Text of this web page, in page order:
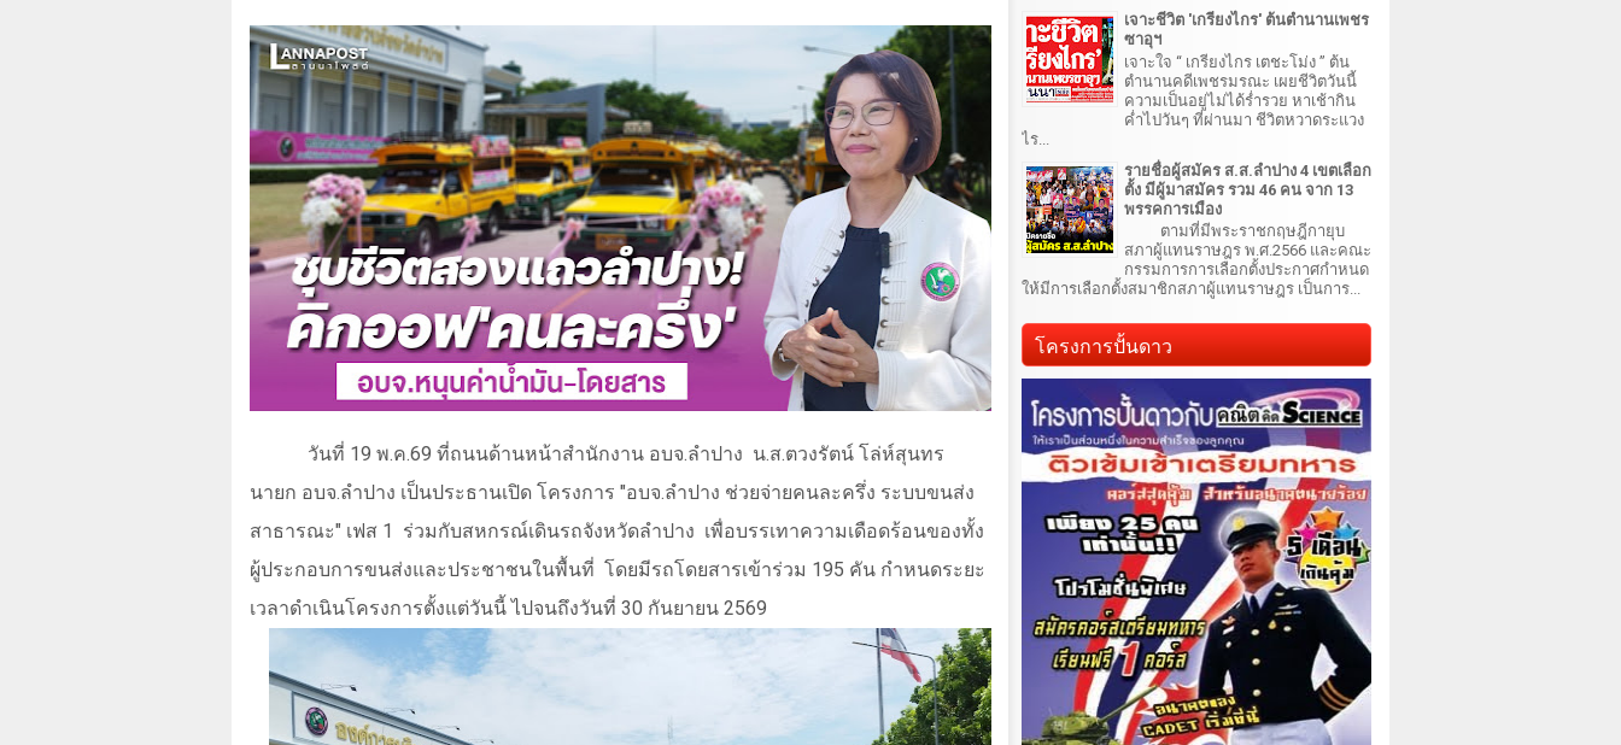
วันที่ 19 พ.ค.69 ที่ถนนด้านหน้าสำนักงาน อบจ.ลำปาง น.ส.ตวงรัตน์ โล่ห์สุนทร
นายก อบจ.ลำปาง เป็นประธานเปิด โครงการ "อบจ.ลำปาง ช่วยจ่ายคนละครึ่ง ระบบขนส่ง
สาธารณะ" เฟส 1
ร่วมกับสหกรณ์เดินรถจังหวัดลำปาง เพื่อบรรเทาความเดือดร้อนของทั้ง
ผู้ประกอบการขนส่งและประชาชนในพื้นที่ โดยมีรถโดยสารเข้าร่วม 195 คัน กำหนดระยะ
เวลาดำเนินโครงการตั้งแต่วันนี้ ไปจนถึงวันที่ 30 กันยายน 2569
เจาะชีวิต 'เกรียงไกร' ต้นตำนานเพชร
ซาอุฯ
เจาะใจ “ เกรียงไกร เตชะโม่ง ” ต้น
ตำนานคดีเพชรมรณะ เผยชีวิตวันนี้
ความเป็นอยู่ไม่ได้ร่ำรวย หาเช้ากิน
ค่ำไปวันๆ ที่ผ่านมา ชีวิตหวาดระแวง
ไร...
รายชื่อผู้สมัคร ส.ส.ลำปาง 4 เขตเลือก
ตั้ง มีผู้มาสมัคร รวม 46 คน จาก 13
พรรคการเมือง
ตามที่มีพระราชกฤษฎีกายุบ
สภาผู้แทนราษฎร พ.ศ.2566 และคณะ
กรรมการการเลือกตั้งประกาศกำหนด
ให้มีการเลือกตั้งสมาชิกสภาผู้แทนราษฎร เป็นการ...
โครงการปั้นดาว